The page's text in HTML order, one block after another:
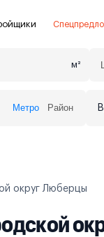
м²
Метро Район
округ Люберцы